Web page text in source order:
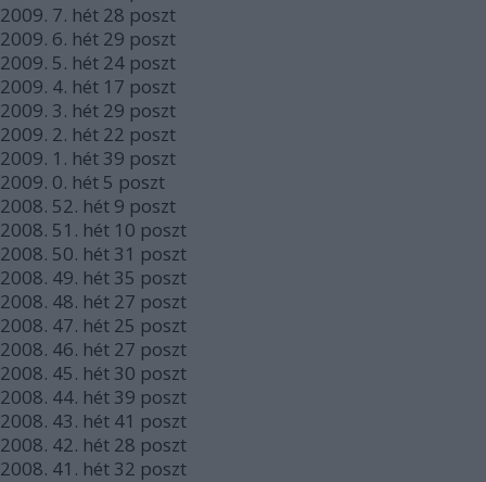
2009. 7. hét 28 poszt
2009. 6. hét 29 poszt
2009. 5. hét 24 poszt
2009. 4. hét 17 poszt
2009. 3. hét 29 poszt
2009. 2. hét 22 poszt
2009. 1. hét 39 poszt
2009. 0. hét 5 poszt
2008. 52. hét 9 poszt
2008. 51. hét 10 poszt
2008. 50. hét 31 poszt
2008. 49. hét 35 poszt
2008. 48. hét 27 poszt
2008. 47. hét 25 poszt
2008. 46. hét 27 poszt
2008. 45. hét 30 poszt
2008. 44. hét 39 poszt
2008. 43. hét 41 poszt
2008. 42. hét 28 poszt
2008. 41. hét 32 poszt